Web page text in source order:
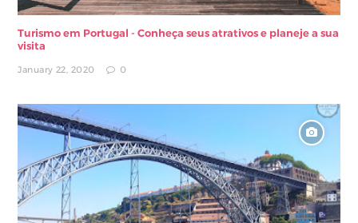
Turismo em Portugal - Conheça seus atrativos e planeje a sua
visita
January 22, 2020 0